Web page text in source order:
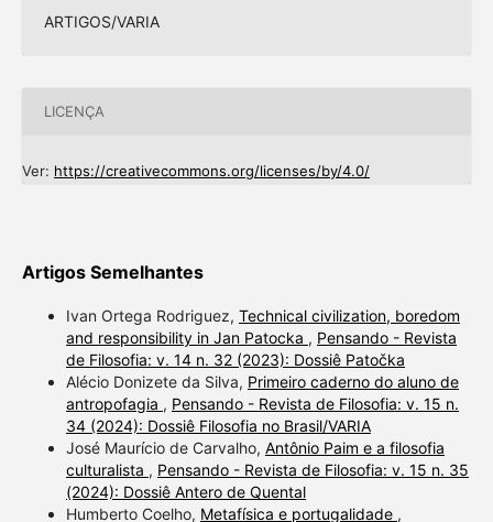
ARTIGOS/VARIA
LICENÇA
Ver: https://creativecommons.org/licenses/by/4.0/
Artigos Semelhantes
Ivan Ortega Rodriguez, Technical civilization, boredom
and responsibility in Jan Patocka , Pensando - Revista
de Filosofia: v. 14 n. 32 (2023): Dossiê Patočka
Alécio Donizete da Silva, Primeiro caderno do aluno de
antropofagia , Pensando - Revista de Filosofia: v. 15 n.
34 (2024): Dossiê Filosofia no Brasil/VARIA
José Maurício de Carvalho, Antônio Paim e a filosofia
culturalista , Pensando - Revista de Filosofia: v. 15 n. 35
(2024): Dossiê Antero de Quental
Humberto Coelho, Metafísica e portugalidade ,